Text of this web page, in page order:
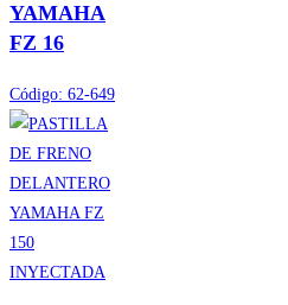
YAMAHA
FZ 16
Código: 62-649